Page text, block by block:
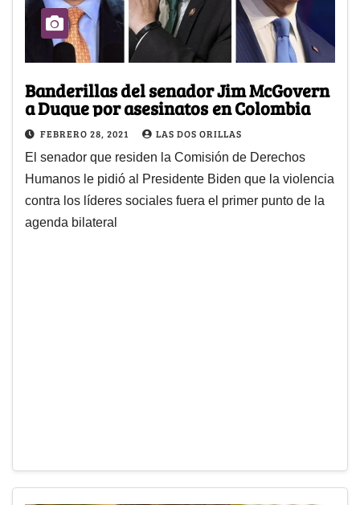
Banderillas del senador Jim McGovern
a Duque por asesinatos en Colombia
FEBRERO 28, 2021 LAS DOS ORILLAS
El senador que residen la Comisión de Derechos
Humanos le pidió al Presidente Biden que la violencia
contra los líderes sociales fuera el primer punto de la
agenda bilateral